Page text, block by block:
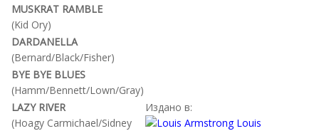
MUSKRAT RAMBLE
(Kid Ory)
DARDANELLA
(Bernard/Black/Fisher)
BYE BYE BLUES
(Hamm/Bennett/Lown/Gray)
LAZY RIVER
(Hoagy Carmichael/Sidney
Издано в: